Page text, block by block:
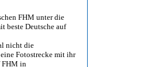
FHM unter die
beste Deutsche auf
nicht die
Fotostrecke mit ihr
FHM in